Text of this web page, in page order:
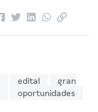
edital
gran
oportunidades